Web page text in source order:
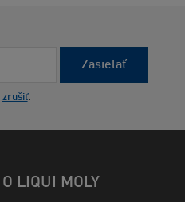
Zasielať
zrušiť.
O LIQUI MOLY